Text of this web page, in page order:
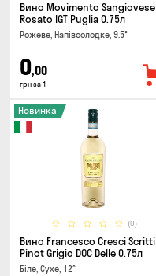
Вино Movimento Sangiovese
Rosato IGT Puglia 0.75л
Рожеве, Напівсолодке, 9.5°
0,00
грн за 1
(0)
Новинка
Вино Francesco Cresci Scritti
Pinot Grigio DOC Delle 0.75л
Біле, Сухе, 12°